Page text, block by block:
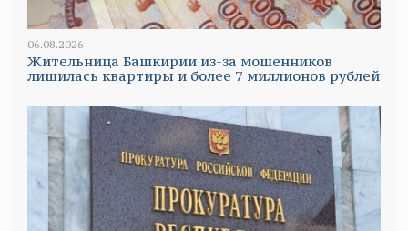
06.08.2026
Жительница Башкирии из-за мошенников
лишилась квартиры и более 7 миллионов рублей